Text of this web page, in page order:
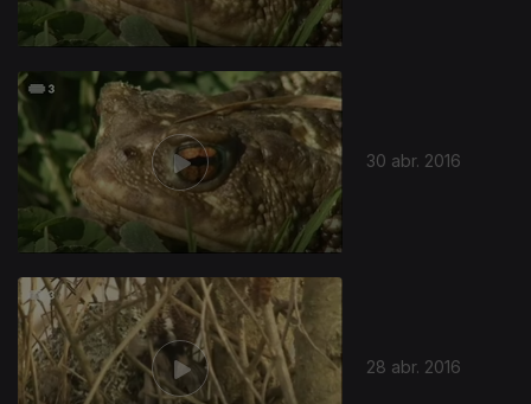
30 abr. 2016
28 abr. 2016